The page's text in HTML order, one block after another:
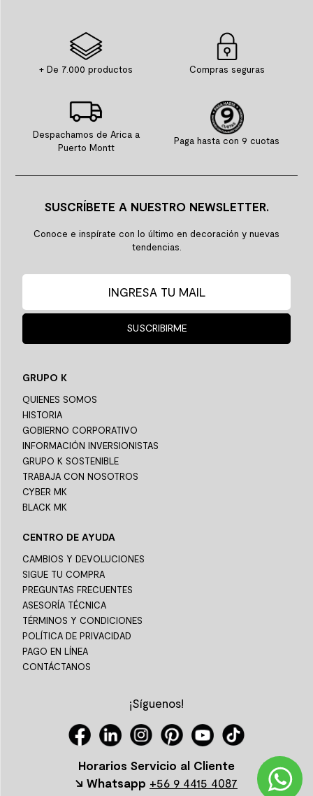
+ De 7.000 productos Compras seguras
Despachamos de Arica a
Puerto Montt
Paga hasta con 9 cuotas
SUSCRÍBETE A NUESTRO NEWSLETTER.
Conoce e inspírate con lo último en decoración y nuevas
tendencias.
SUSCRIBIRME
GRUPO K
QUIENES SOMOS
HISTORIA
GOBIERNO CORPORATIVO
INFORMACIÓN INVERSIONISTAS
GRUPO K SOSTENIBLE
TRABAJA CON NOSOTROS
CYBER MK
BLACK MK
CENTRO DE AYUDA
CAMBIOS Y DEVOLUCIONES
SIGUE TU COMPRA
PREGUNTAS FRECUENTES
ASESORÍA TÉCNICA
TÉRMINOS Y CONDICIONES
POLÍTICA DE PRIVACIDAD
PAGO EN LÍNEA
CONTÁCTANOS
¡Síguenos!
Horarios Servicio al Cliente
↘ Whatsapp +56 9 4415 4087